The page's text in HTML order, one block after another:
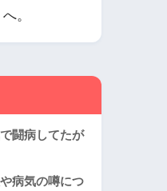
へ。
闘病してたが
病気の噂につ